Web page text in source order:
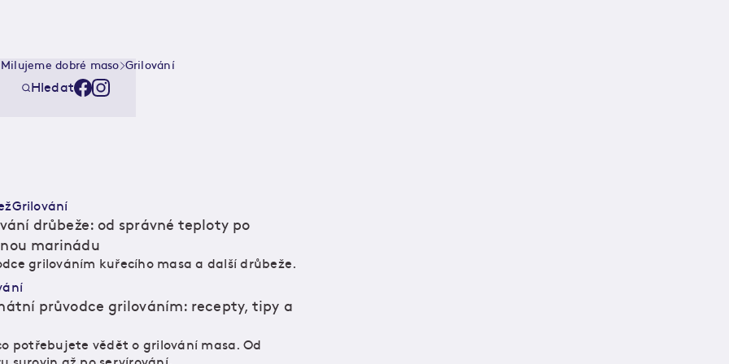
Hledat
Milujeme dobré maso Grilování
Grilování
drůbeže: od správné teploty po
marinádu
grilováním kuřecího masa a další drůbeže.
průvodce grilováním: recepty, tipy a
potřebujete vědět o grilování masa. Od